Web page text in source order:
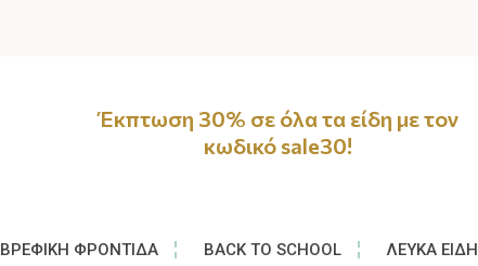
Έκπτωση 30% σε όλα τα είδη με τον
κωδικό sale30!
ΒΡΕΦΙΚΉ ΦΡΟΝΤΊΔΑ BACK TO SCHOOL ΛΕΥΚΆ ΕΊΔΗ